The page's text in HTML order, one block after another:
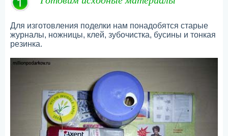
Для изготовления поделки нам понадобятся старые
журналы, ножницы, клей, зубочистка, бусины и тонкая
резинка.